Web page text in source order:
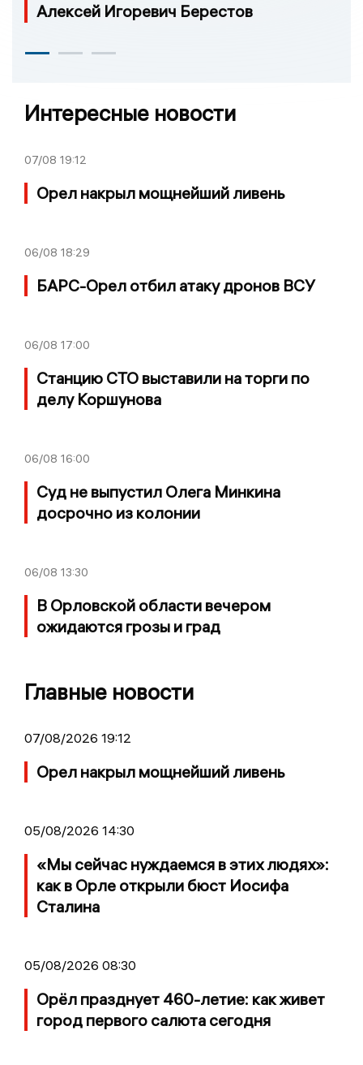
Алексей Игоревич Берестов
Интересные новости
07/08 19:12
Орел накрыл мощнейший ливень
06/08 18:29
БАРС-Орел отбил атаку дронов ВСУ
06/08 17:00
Станцию СТО выставили на торги по
делу Коршунова
06/08 16:00
Суд не выпустил Олега Минкина
досрочно из колонии
06/08 13:30
В Орловской области вечером
ожидаются грозы и град
Главные новости
07/08/2026 19:12
Орел накрыл мощнейший ливень
05/08/2026 14:30
«Мы сейчас нуждаемся в этих людях»:
как в Орле открыли бюст Иосифа
Сталина
05/08/2026 08:30
Орёл празднует 460-летие: как живет
город первого салюта сегодня